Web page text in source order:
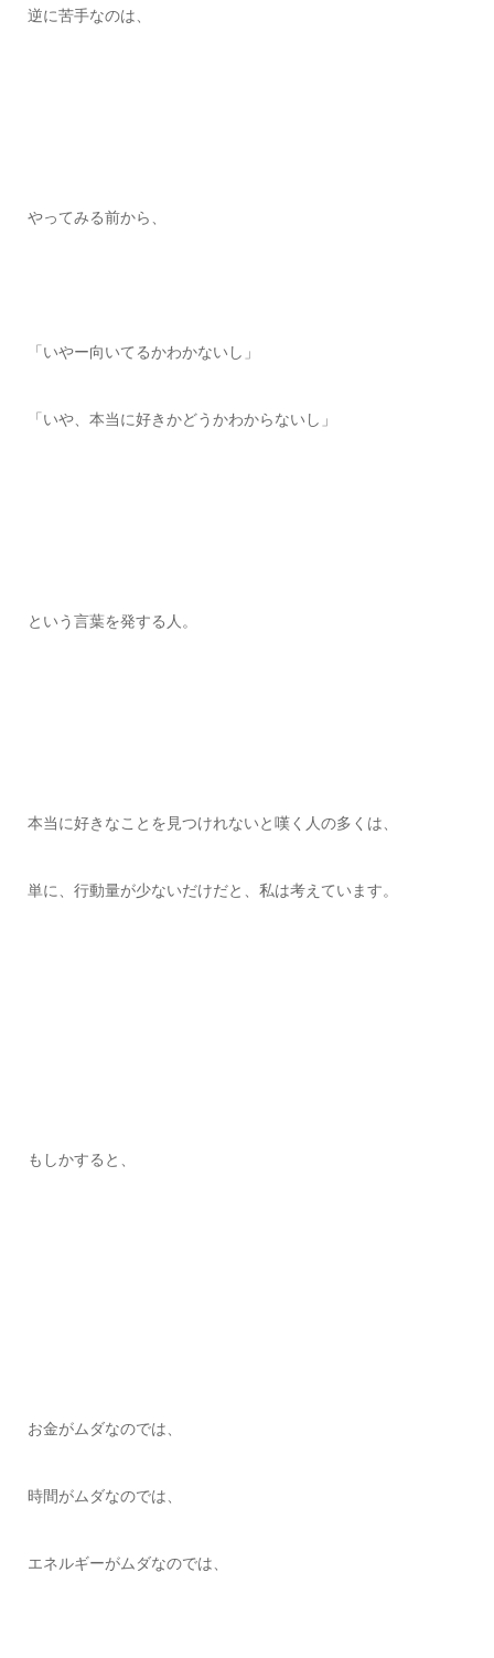
逆に苦手なのは、
やってみる前から、
「いやー向いてるかわかないし」
「いや、本当に好きかどうかわからないし」
という言葉を発する人。
本当に好きなことを見つけれないと嘆く人の多くは、
単に、行動量が少ないだけだと、私は考えています。
もしかすると、
お金がムダなのでは、
時間がムダなのでは、
エネルギーがムダなのでは、